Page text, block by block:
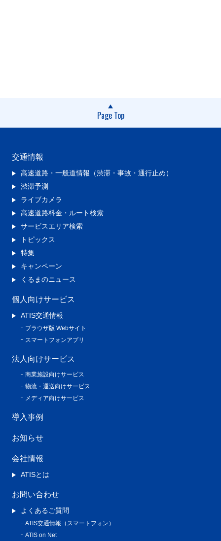
Page Top
交通情報
高速道路・一般道情報（渋滞・事故・通行止め）
渋滞予測
ライブカメラ
高速道路料金・ルート検索
サービスエリア検索
トピックス
特集
キャンペーン
くるまのニュース
個人向けサービス
ATIS交通情報
ブラウザ版 Webサイト
スマートフォンアプリ
法人向けサービス
商業施設向けサービス
物流・運送向けサービス
メディア向けサービス
導入事例
お知らせ
会社情報
ATISとは
お問い合わせ
よくあるご質問
ATIS交通情報（スマートフォン）
ATIS on Net